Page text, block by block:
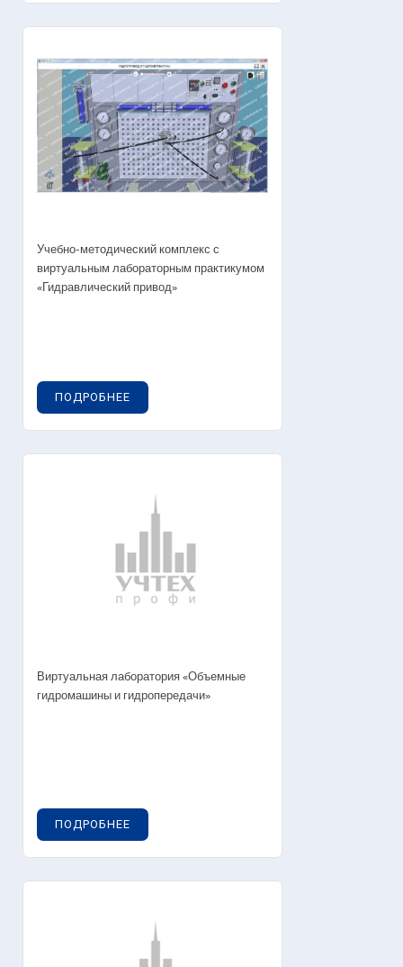
Учебно-методический комплекс с
виртуальным лабораторным практикумом
«Гидравлический привод»
ПОДРОБНЕЕ
Виртуальная лаборатория «Объемные
гидромашины и гидропередачи»
ПОДРОБНЕЕ